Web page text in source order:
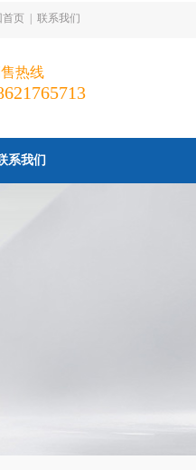
首页 联系我们
热线
系我们